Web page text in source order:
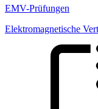
EMV-Prüfungen
Elektromagnetische